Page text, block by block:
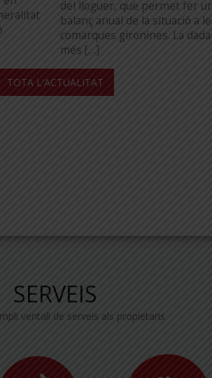
del lloguer, que permet fer
balanç anual de la situació a
comarques gironines. La dada
més […]
...
TOTA L'ACTUALITAT
SERVEIS
ventall de serveis als propietaris